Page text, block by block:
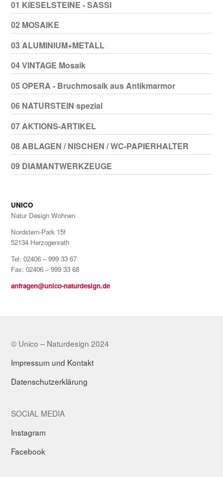
01 KIESELSTEINE - SASSI
02 MOSAIKE
03 ALUMINIUM+METALL
04 VINTAGE Mosaik
05 OPERA - Bruchmosaik aus Antikmarmor
06 NATURSTEIN spezial
07 AKTIONS-ARTIKEL
08 ABLAGEN / NISCHEN / WC-PAPIERHALTER
09 DIAMANTWERKZEUGE
UNICO
Natur Design Wohnen
Nordstern-Park 15f
52134 Herzogenrath
Tel: 02406 – 999 33 67
Fax: 02406 – 999 33 68
anfragen@unico-naturdesign.de
© Unico – Naturdesign 2024
Impressum und Kontakt
Datenschutzerklärung
SOCIAL MEDIA
Instagram
Facebook